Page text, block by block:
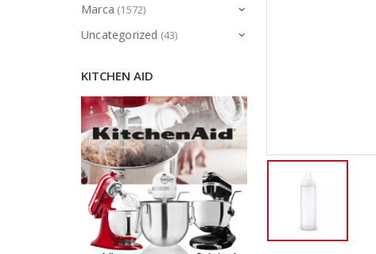
Marca (1572)
Uncategorized (43)
KITCHEN AID